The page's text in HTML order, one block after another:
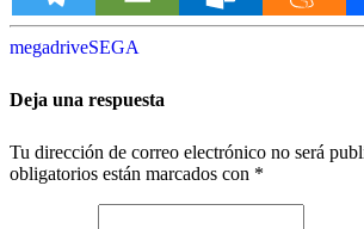
megadriveSEGA
Deja una respuesta
Tu dirección de correo electrónico no será
obligatorios están marcados con *